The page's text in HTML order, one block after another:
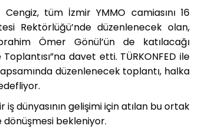
Cengiz, tüm İzmir YMMO camiasını 16
Rektörlüğü’nde düzenlenecek olan,
Ömer Gönül’ün de katılacağı
davet etti. TÜRKONFED ile
düzenlenecek toplantı, halka
dünyasının gelişimi için atılan bu ortak
bekleniyor.